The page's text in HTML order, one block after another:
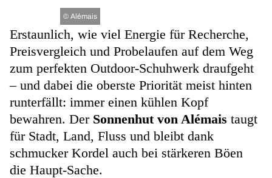
© Alémais
Erstaunlich, wie viel Energie für Recherche,
Preisvergleich und Probelaufen auf dem Weg
zum perfekten Outdoor-Schuhwerk draufgeht
– und dabei die oberste Priorität meist hinten
runterfällt: immer einen kühlen Kopf
bewahren. Der Sonnenhut von Alémais taugt
für Stadt, Land, Fluss und bleibt dank
schmucker Kordel auch bei stärkeren Böen
die Haupt-Sache.